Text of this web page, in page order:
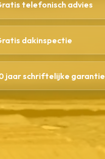
telefonisch advies
dakinspectie
jaar schriftelijke garantie